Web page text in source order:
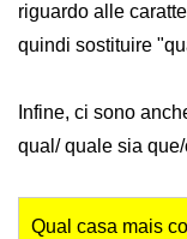
riguardo alle
quindi sostituire
Infine, ci sono
qual/ quale sia
Qual casa mais